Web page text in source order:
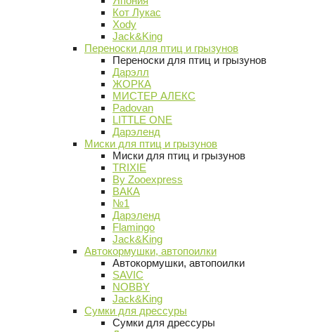
Кот Лукас
Xody
Jack&King
Переноски для птиц и грызунов
Переноски для птиц и грызунов
Дарэлл
ЖОРКА
МИСТЕР АЛЕКС
Padovan
LITTLE ONE
Дарэленд
Миски для птиц и грызунов
Миски для птиц и грызунов
TRIXIE
By Zooexpress
ВАКА
№1
Дарэленд
Flamingo
Jack&King
Автокормушки, автопоилки
Автокормушки, автопоилки
SAVIC
NOBBY
Jack&King
Сумки для дрессуры
Сумки для дрессуры